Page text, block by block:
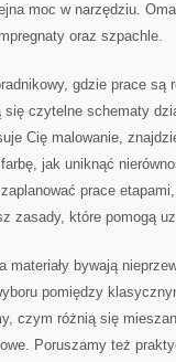
moc w narzędziu.
oraz szpachle.
gdzie prace są
czytelne schematy
Cię malowanie,
jak uniknąć
prace
zasady, które pomogą
materiały bywają
pomiędzy
czym różnią się
Poruszamy też